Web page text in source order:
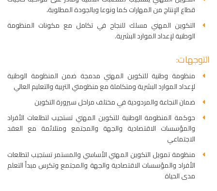
قطاع الإنتاج من المهارات كما ونوعا وبالجودة المطلوبة،
التكوين المهني مسلك للنجاح في تكامل مع مكونات المنظومة
الوطنية لإعداد الموارد البشرية.
التوجهات:
منظومة وطنية للتكوين المهني مدمجة ضمن المنظومة الوطنية
لإعداد الموارد البشرية ومتكاملة مع منظومتي التربية والتعليم العالي
ضمان النجاعة والمردودية في مختلف مراحل سيرورة التكوين
حوكمة المنظومة الوطنية للتكوين المهني تستجيب لتطلعات الأفراد
والمؤسسات الاقتصادية والجهة والمجتمع ومتلائمة مع العقد
الاجتماعي
منظومة تمويل التكوين المهني الأساسي والمستمر تستجيب لتطلعات
الأفراد والمؤسسات الاقتصادية والجهة والمجتمع وتكرس مبدأ التعلم
مدى الحياة